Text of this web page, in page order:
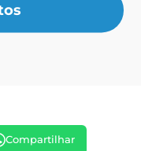
Compartilhar